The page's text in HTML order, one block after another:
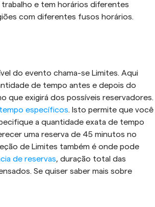
trabalho e tem horários diferentes
com diferentes fusos horários.
do evento chama-se Limites. Aqui
de tempo antes e depois do
que exigirá dos possíveis reservadores.
tempo específicos. Isto permite que você
a quantidade exata de tempo
uma reserva de 45 minutos no
de Limites também é onde pode
de reservas, duração total das
Se quiser saber mais sobre